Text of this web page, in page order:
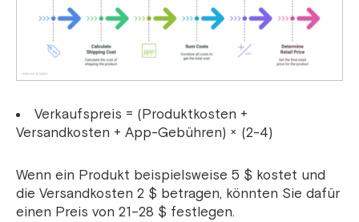
Verkaufspreis = (Produktkosten +
Versandkosten + App-Gebühren) × (2-4)
Wenn ein Produkt beispielsweise 5 $ kostet und
die Versandkosten 2 $ betragen, könnten Sie dafür
einen Preis von 21–28 $ festlegen.